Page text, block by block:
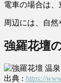
電車の場合は
周辺には、自
強羅花壇
出典 : https://